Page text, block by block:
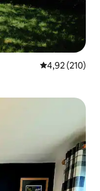
Évaluation
4,92 (210)